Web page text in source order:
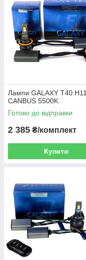
Лампи GALAXY T40 H11
CANBUS 5500K
Готово до відправки
2 385 ₴/комплект
Купити